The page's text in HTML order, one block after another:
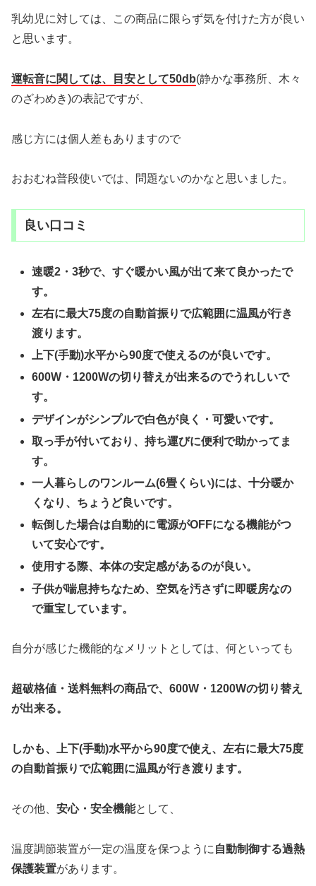
乳幼児に対しては、この商品に限らず気を付けた方が良い
と思います。
運転音に関しては、目安として50db(静かな事務所、木々
のざわめき)の表記ですが、
感じ方には個人差もありますので
おおむね普段使いでは、問題ないのかなと思いました。
良い口コミ
速暖2・3秒で、すぐ暖かい風が出て来て良かったで
す。
左右に最大75度の自動首振りで広範囲に温風が行き
渡ります。
上下(手動)水平から90度で使えるのが良いです。
600W・1200Wの切り替えが出来るのでうれしいで
す。
デザインがシンプルで白色が良く・可愛いです。
取っ手が付いており、持ち運びに便利で助かってま
す。
一人暮らしのワンルーム(6畳くらい)には、十分暖か
くなり、ちょうど良いです。
転倒した場合は自動的に電源がOFFになる機能がつ
いて安心です。
使用する際、本体の安定感があるのが良い。
子供が喘息持ちなため、空気を汚さずに即暖房なの
で重宝しています。
自分が感じた機能的なメリットとしては、何といっても
超破格値・送料無料の商品で、600W・1200Wの切り替え
が出来る。
しかも、上下(手動)水平から90度で使え、左右に最大75度
の自動首振りで広範囲に温風が行き渡ります。
その他、 安心・安全機能として、
温度調節装置が一定の温度を保つように 自動制御する過熱
保護装置があります。